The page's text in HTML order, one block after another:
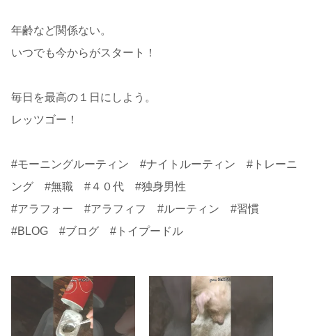
年齢など関係ない。
いつでも今からがスタート！
毎日を最高の１日にしよう。
レッツゴー！
#モーニングルーティン #ナイトルーティン #トレーニ
ング #無職 #４０代 #独身男性
#アラフォー #アラフィフ #ルーティン #習慣
#BLOG #ブログ #トイプードル